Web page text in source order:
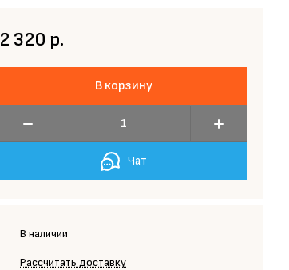
2 320 р.
В корзину
Чат
В наличии
Рассчитать доставку